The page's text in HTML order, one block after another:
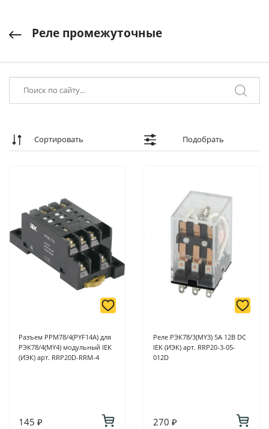
Реле промежуточные
Сортировать Подобрать
Разъем РРМ78/4(PYF14A) для
РЭК78/4(MY4) модульный IEK
(ИЭК) арт. RRP20D-RRM-4
145 ₽
Реле РЭК78/3(MY3) 5А 12В DC
IEK (ИЭК) арт. RRP20-3-05-
012D
270 ₽